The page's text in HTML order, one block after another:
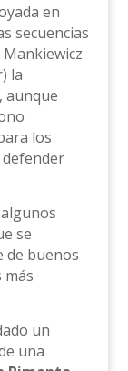
en
secuencias
Mankiewicz
la
aunque
los
se
de buenos
un
una